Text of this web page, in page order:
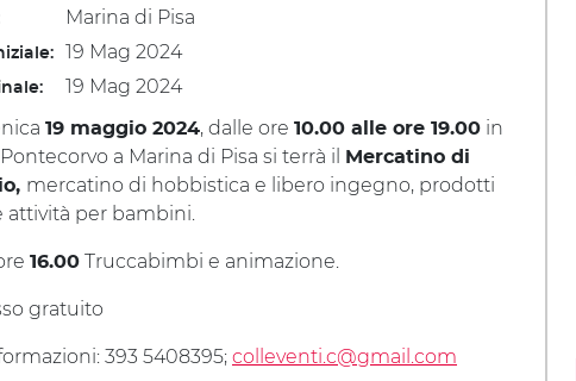
Marina di Pisa
19 Mag 2024
19 Mag 2024
19 maggio 2024, dalle ore 10.00 alle ore 19.00 in
a Marina di Pisa si terrà il
Mercatino di
mercatino di hobbistica e libero ingegno, prodotti
attività per bambini.
16.00 Truccabimbi e animazione.
gratuito
393 5408395; colleventi.c@gmail.com